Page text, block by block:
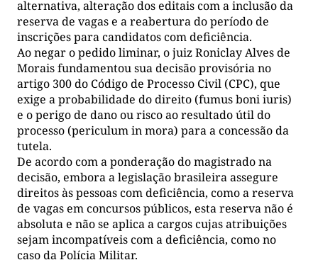
alternativa, alteração dos editais com a inclusão da
reserva de vagas e a reabertura do período de
inscrições para candidatos com deficiência.
Ao negar o pedido liminar, o juiz Roniclay Alves de
Morais fundamentou sua decisão provisória no
artigo 300 do Código de Processo Civil (CPC), que
exige a probabilidade do direito (fumus boni iuris)
e o perigo de dano ou risco ao resultado útil do
processo (periculum in mora) para a concessão da
tutela.
De acordo com a ponderação do magistrado na
decisão, embora a legislação brasileira assegure
direitos às pessoas com deficiência, como a reserva
de vagas em concursos públicos, esta reserva não é
absoluta e não se aplica a cargos cujas atribuições
sejam incompatíveis com a deficiência, como no
caso da Polícia Militar.